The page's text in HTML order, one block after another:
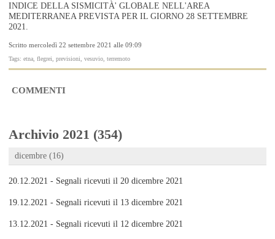
INDICE DELLA SISMICITÀ' GLOBALE NELL'AREA
MEDITERRANEA PREVISTA PER IL GIORNO 28 SETTEMBRE
2021.
Scritto mercoledì 22 settembre 2021 alle 09:09
Tags: etna, flegrei, previsioni, vesuvio, terremoto
COMMENTI
Archivio 2021 (354)
dicembre (16)
20.12.2021 - Segnali ricevuti il 20 dicembre 2021
19.12.2021 - Segnali ricevuti il 13 dicembre 2021
13.12.2021 - Segnali ricevuti il 12 dicembre 2021